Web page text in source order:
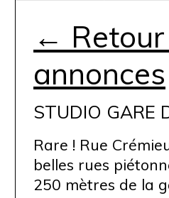
←
annonces
STUDIO GARE
Rare ! Rue
belles rues
250 mètres de la